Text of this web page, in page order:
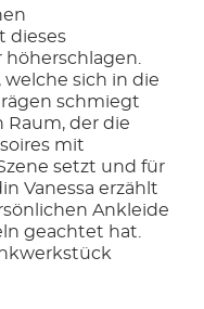
dieses
welche sich in die
schmiegt
Raum, der die
mit
setzt und für
Vanessa erzählt
Ankleide
geachtet hat.